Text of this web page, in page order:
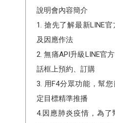
說明會內容簡介
1. 搶先了解最新LINE
及因應作法
2. 無痛API升級LINE官
話框上預約、訂購
3. 用F4分眾功能，幫
定目標精準推播
4.因應肺炎疫情，為